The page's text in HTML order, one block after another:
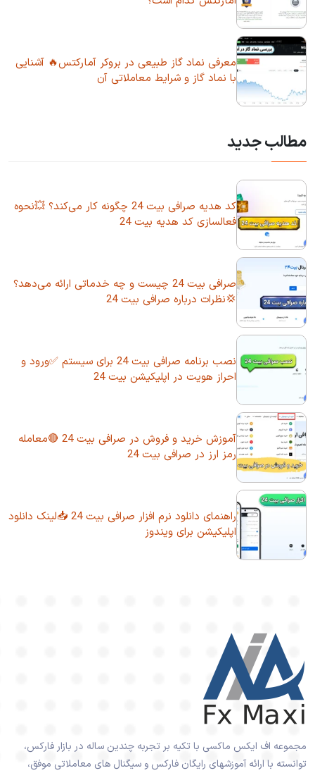
معرفی نماد گاز طبیعی در بروکر آمارکتس🔥 آشنایی
با نماد گاز و شرایط معاملاتی آن
مطالب جدید
کد هدیه صرافی بیت 24 چگونه کار می‌کند؟ 💥نحوه
فعالسازی کد هدیه بیت 24
صرافی بیت 24 چیست و چه خدماتی ارائه می‌دهد؟
💢نظرات درباره صرافی بیت 24
نصب برنامه صرافی بیت 24 برای سیستم ✅ورود و
احراز هویت در اپلیکیشن بیت 24
آموزش خرید و فروش در صرافی بیت 24 🔴معامله
رمز ارز در صرافی بیت 24
راهنمای دانلود نرم افزار صرافی بیت 24 📥لینک دانلود
اپلیکیشن برای ویندوز
مجموعه اف ایکس ماکسی با تکیه بر تجربه چندین ساله در بازار فارکس،
توانسته با ارائه آموزشهای رایگان فارکس و سیگنال های معاملاتی موفق،